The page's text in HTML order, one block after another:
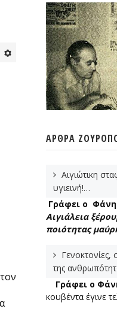
ΆΡΘΡΑ
Αιγιώτικη
υγιεινή!…
Γράφει ο
Αιγιάλεια
ποιότητας
Γενοκτονίες,
της
Γράφει ο
κουβέντα έγινε